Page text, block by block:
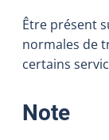
Être présent
normales de
certains
Note: